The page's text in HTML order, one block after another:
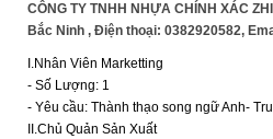
CÔNG TY TNHH NHỰA CHÍNH XÁC
Bắc Ninh , Điện thoại: 0382920582,
I.Nhân Viên Marketting
- Số Lượng: 1
- Yêu cầu: Thành thạo song ngữ Anh-
II.Chủ Quản Sản Xuất